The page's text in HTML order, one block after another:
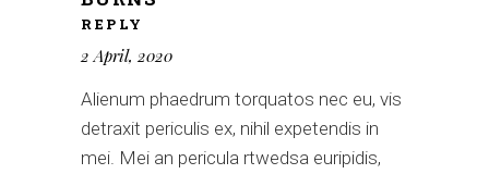
REPLY
2 April, 2020
Alienum phaedrum torquatos nec eu, vis
detraxit periculis ex, nihil expetendis in
mei. Mei an pericula rtwedsa euripidis,